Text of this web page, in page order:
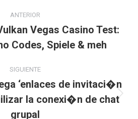
ANTERIOR
Publicación
anterior:
Vegas Casino Test:
Codes, Spiele & meh
SIGUIENTE
Publicación
siguiente:
‘enlaces de invitaci�n
la conexi�n de chat
grupal